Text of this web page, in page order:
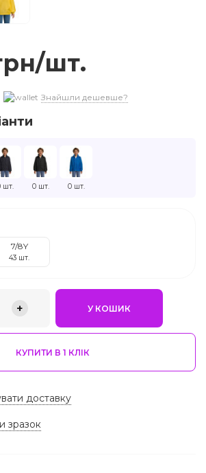
шт.
Знайшли дешевше?
шт. 0 шт. 0 шт.
7/8Y
43 шт.
+ У КОШИК
КУПИТИ В 1 КЛIК
доставку
зразок